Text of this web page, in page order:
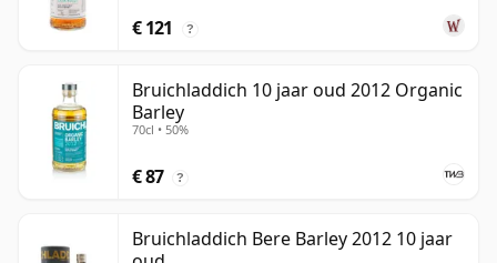
€ 121 ?
Bruichladdich 10 jaar oud 2012 Organic
Barley
70cl • 50%
€ 87 ?
Bruichladdich Bere Barley 2012 10 jaar